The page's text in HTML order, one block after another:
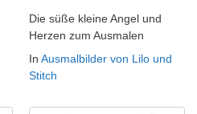
Die süße kleine Angel und
Herzen zum Ausmalen
In Ausmalbilder von Lilo und
Stitch